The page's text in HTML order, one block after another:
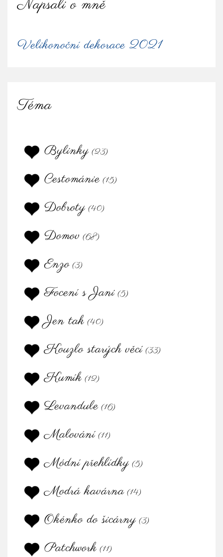
Napsali o mně
Velikonoční dekorace 2021
Téma
Bylinky (23)
Cestománie (15)
Dobroty (40)
Domov (68)
Enzo (3)
Focení s Jani (5)
Jen tak (40)
Kouzlo starých věcí (33)
Kumík (12)
Levandule (16)
Malování (11)
Módní přehlídky (5)
Modrá kavárna (14)
Okénko do šicárny (3)
Patchwork (11)